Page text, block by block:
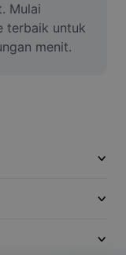
Mulai
terbaik untuk
menit.